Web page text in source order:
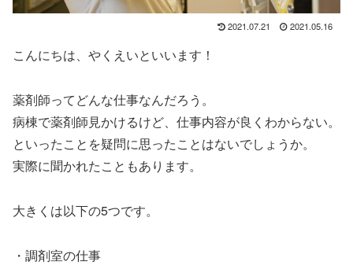
2021.07.21 2021.05.16
こんにちは、やくえいといいます！
薬剤師ってどんな仕事なんだろう。
病棟で薬剤師見かけるけど、仕事内容が良くわからない。
といったことを疑問に思ったことはないでしょうか。
実際に聞かれたこともあります。
大きくは以下の5つです。
・調剤室の仕事